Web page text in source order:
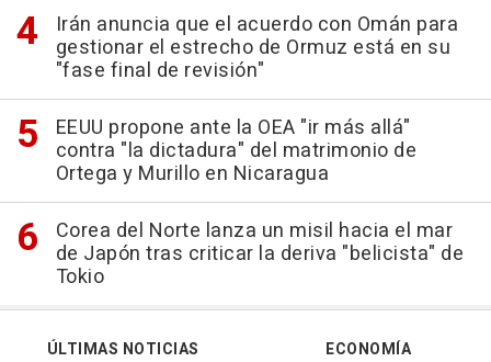
Irán anuncia que el acuerdo con Omán para
gestionar el estrecho de Ormuz está en su
"fase final de revisión"
EEUU propone ante la OEA "ir más allá"
contra "la dictadura" del matrimonio de
Ortega y Murillo en Nicaragua
Corea del Norte lanza un misil hacia el mar
de Japón tras criticar la deriva "belicista" de
Tokio
ÚLTIMAS NOTICIAS
ECONOMÍA